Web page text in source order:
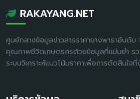
RAKAYANG.NET
ศูนย์กลางข้อมูลข่าวสารราคายางพาราอันดั
คุณภาพชีวิตเกษตรกรด้วยข้อมูลที่แม่นยำ รว
ระบบวิเคราะห์แนวโน้มราคาเพื่อการตัดสินใจ